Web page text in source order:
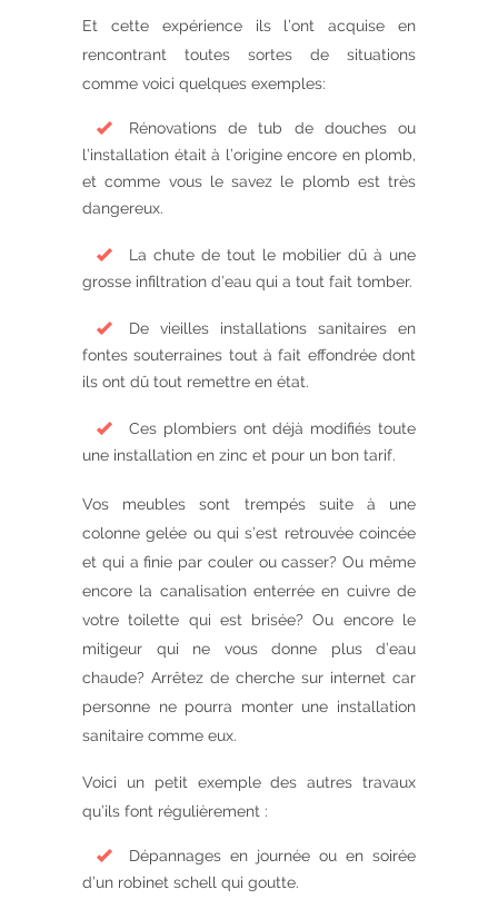
Et cette expérience ils l’ont acquise en
rencontrant toutes sortes de situations
comme voici quelques exemples:
Rénovations de tub de douches ou
l’installation était à l’origine encore en plomb,
et comme vous le savez le plomb est très
dangereux.
La chute de tout le mobilier dû à une
grosse infiltration d’eau qui a tout fait tomber.
De vieilles installations sanitaires en
fontes souterraines tout à fait effondrée dont
ils ont dû tout remettre en état.
Ces plombiers ont déjà modifiés toute
une installation en zinc et pour un bon tarif.
Vos meubles sont trempés suite à une
colonne gelée ou qui s’est retrouvée coincée
et qui a finie par couler ou casser? Ou même
encore la canalisation enterrée en cuivre de
votre toilette qui est brisée? Ou encore le
mitigeur qui ne vous donne plus d’eau
chaude? Arrêtez de cherche sur internet car
personne ne pourra monter une installation
sanitaire comme eux.
Voici un petit exemple des autres travaux
qu’ils font régulièrement :
Dépannages en journée ou en soirée
d’un robinet schell qui goutte.